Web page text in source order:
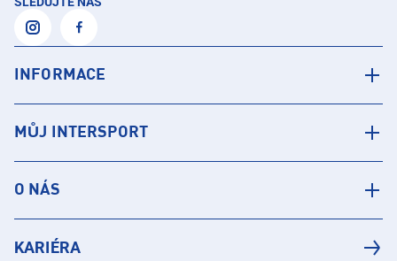
INFORMACE
MŮJ INTERSPORT
O NÁS
KARIÉRA